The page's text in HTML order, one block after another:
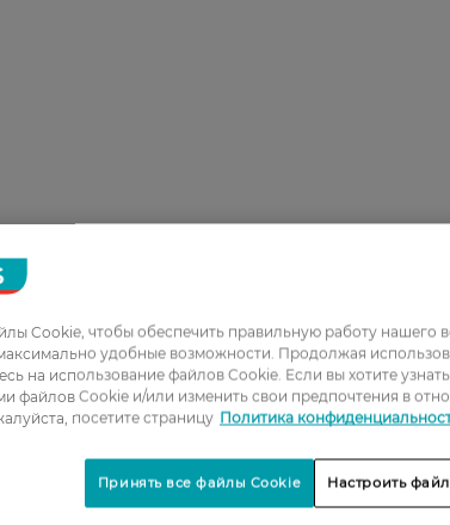
Cookie, чтобы обеспечить правильную работу нашего
удобные возможности. Продолжая
на использование файлов Cookie. Если вы хотите
файлов Cookie и/или изменить свои предпочтения в
посетите страницу Политика
Настроить
Принять все файлы Cookie